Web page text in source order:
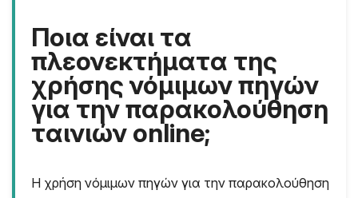
Ποια είναι τα
πλεονεκτήματα της
χρήσης νόμιμων πηγών
για την παρακολούθηση
ταινιών online;
Η χρήση νόμιμων πηγών για την παρακολούθηση